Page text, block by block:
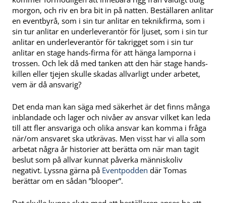
morgon, och riv en bra bit in på natten. Beställaren anlitar
en eventbyrå, som i sin tur anlitar en teknikfirma, som i
sin tur anlitar en underleverantör för ljuset, som i sin tur
anlitar en underleverantör för takrigget som i sin tur
anlitar en stage hands-firma för att hänga lamporna i
trossen. Och lek då med tanken att den här stage hands-
killen eller tjejen skulle skadas allvarligt under arbetet,
vem är då ansvarig?
Det enda man kan säga med säkerhet är det finns många
inblandade och lager och nivåer av ansvar vilket kan leda
till att fler ansvariga och olika ansvar kan komma i fråga
när/om ansvaret ska utkrävas. Men visst har vi alla som
arbetat några år historier att berätta om när man tagit
beslut som på allvar kunnat påverka människoliv
negativt. Lyssna gärna på Eventpodden där Tomas
berättar om en sådan ”blooper”.